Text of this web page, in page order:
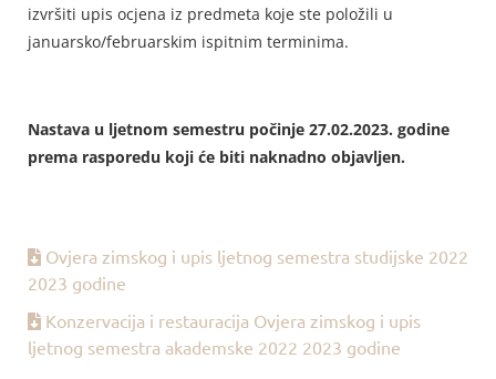
izvršiti upis ocjena iz predmeta koje ste položili u
januarsko/februarskim ispitnim terminima.
Nastava u ljetnom semestru počinje 27.02.2023. godine
prema rasporedu koji će biti naknadno objavljen.
Ovjera zimskog i upis ljetnog semestra studijske 2022
2023 godine
Konzervacija i restauracija Ovjera zimskog i upis
ljetnog semestra akademske 2022 2023 godine